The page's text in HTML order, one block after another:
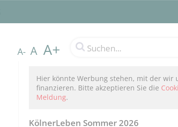
A- A A+
Hier könnte Werbung stehen, mit der wir
finanzieren. Bitte akzeptieren Sie die
Meldung.
KölnerLeben Sommer 2026